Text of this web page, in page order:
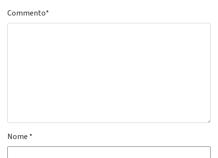
Commento*
Nome *